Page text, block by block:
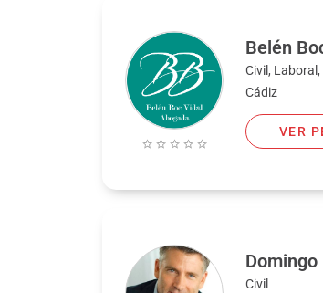
Belén
Civil,
Cádiz
VER
Civil